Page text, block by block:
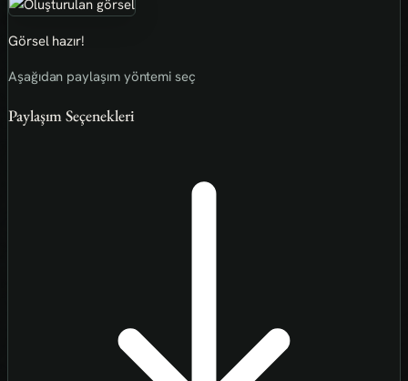
Görsel hazır!
Aşağıdan paylaşım yöntemi seç
Paylaşım Seçenekleri